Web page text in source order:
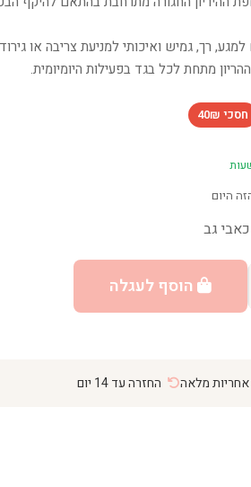
רך, גמיש ואיכותי למניעת צריבה או
מתחת לכל בגד בפעילות היומיומית.
חסכי 40₪
גב
הוסף לעגלה
אחריות מלאה החזרה עד 14 יום